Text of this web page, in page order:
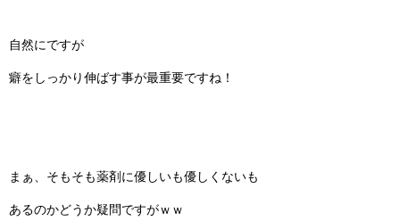
自然にですが
癖をしっかり伸ばす事が最重要ですね！
まぁ、そもそも薬剤に優しいも優しくないも
あるのかどうか疑問ですがｗｗ